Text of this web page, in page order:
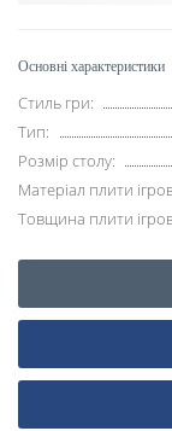
Основні характеристики
Стиль гри:
Тип:
Розмір столу:
Матеріал плити
Товщина плити